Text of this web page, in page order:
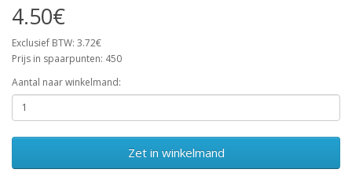
4.50€
Exclusief BTW: 3.72€
Prijs in spaarpunten: 450
Aantal naar winkelmand:
Zet in winkelmand